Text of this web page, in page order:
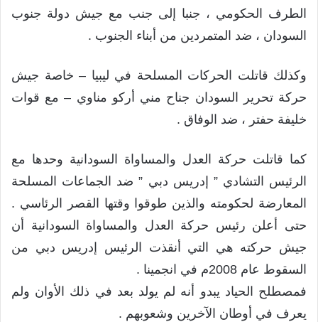
الطرف الحكومي ، جنبا إلى جنب مع جيش دولة جنوب
السودان ، ضد المتمردين من أبناء الجنوب .
وكذلك قاتلت الحركات المسلحة في ليبيا – خاصة جيش
حركة تحرير السودان جناح مني أركو مناوي – مع قوات
خليفة حفتر ، ضد الوفاق .
كما قاتلت حركة العدل والمساواة السودانية وحدها مع
الرئيس التشادي ” إدريس دبي ” ضد الجماعات المسلحة
المعارضة لحكومته والذين طوقوا وقتها القصر الرئاسي .
حتى أعلن رئيس حركة العدل والمساواة السودانية أن
جيش حركته هي التي أنقذت الرئيس إدريس دبي من
السقوط عام 2008م في انجمينا .
فمصطلح الحياد يبدو أنه لم يولد بعد في ذلك الأوان ولم
يعرف في أوطان الآخرين وشعوبهم .